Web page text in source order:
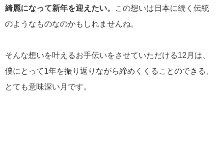
綺麗になって新年を迎えたい。
この想いは日本に続く伝統
のようなものなのかもしれませんね。
そんな想いを叶えるお手伝いをさせていただける12月は、
僕にとって1年を振り返りながら締めくくることのできる、
とても意味深い月です。